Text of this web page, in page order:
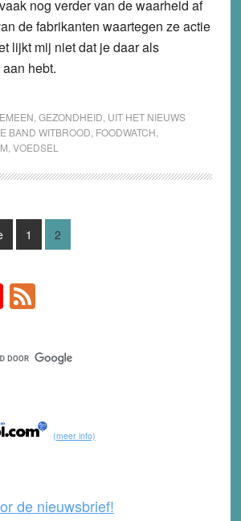
nog verder van de waarheid af
de fabrikanten waartegen ze actie
lijkt mij niet dat je daar als
hebt.
,GEZONDHEID, UIT HET NIEUWS
BAND WITBROOD, FOODWATCH,
,VOEDSEL
Page
1 Page
2
Y
o
u
T
b
e
F
e
d
(meer info)
de nieuwsbrief!